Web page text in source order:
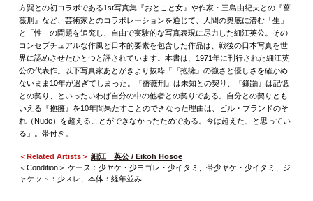
方巽との初コラボである1st写真集『おとこと女』や作家・三島由紀夫との『薔
薇刑』など、芸術家とのコラボレーションを通じて、人間の奥底に潜む「生」
と「性」の問題を追究し、自由で実験的な写真表現に尽力した細江英公。その
コンセプチュアルな作風と日本的要素を包含した作品は、戦後の日本写真を世
界に認めさせたひとつと評されています。本書は、1971年に刊行された細江英
公の代表作。以下写真家あとがきより抜粋「『抱擁』の強さと優しさを確かめ
ないまま10年が過ぎてしまった。『薔薇刑』は未知との契り、『鎌鼬』は記憶
との契り、といったいわば自分の中の他者との契りである。自分との契りとも
いえる『抱擁』を10年間果たすことのできなった理由は、ビル・ブランドのそ
れ（Nude）を超えることができなかったためである。今は超えた、と思ってい
る」。帯付き。
＜Related Artists＞ 細江 英公 / Eikoh Hosoe
＜Condition＞ ケース：少ヤケ・少ヨゴレ・少イタミ、帯少ヤケ・少イタミ、ジ
ャケット：少スレ、本体：経年並み